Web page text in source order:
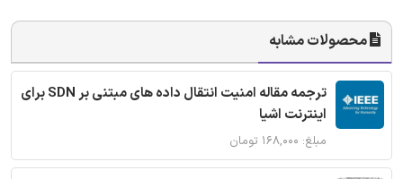
محصولات مشابه
ترجمه مقاله امنیت انتقال داده های مبتنی بر SDN برای
اینترنت اشیا
مبلغ: ۱۶۸,۰۰۰ تومان